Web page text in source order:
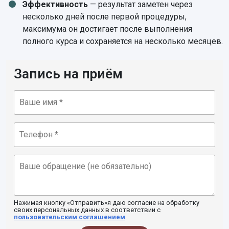
Эффективность — результат заметен через
несколько дней после первой процедуры,
максимума он достигает после выполнения
полного курса и сохраняется на несколько месяцев.
Запись на приём
Нажимая кнопку «Отправить»я даю согласие на обработку
своих персональных данных в соответствии с
пользовательским соглашением